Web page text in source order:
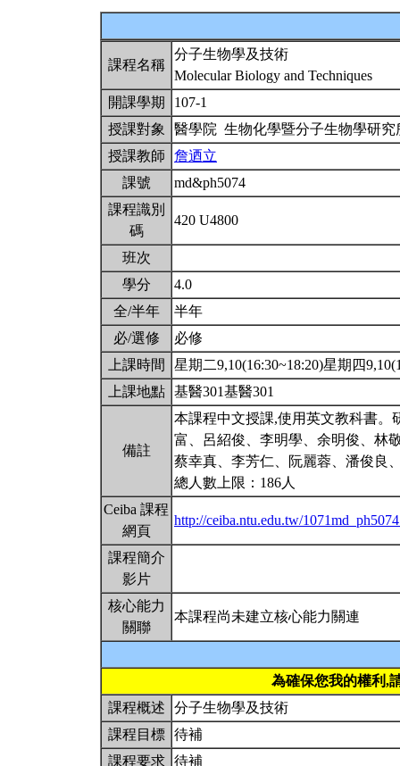
課程名稱
分子生物學及技術
Molecular Biology and Techniques
開課學期
107-1
授課對象
醫學院 生物化學暨分子生物學研
授課教師
詹迺立
課號
md&ph5074
課程識別
碼
420 U4800
班次
學分
4.0
全/半年
半年
必/選修
必修
上課時間
星期二9,10(16:30~18:20)星期四
上課地點
基醫301基醫301
備註
本課程中文授課,使用英文教科書。
富、呂紹俊、李明學、余明俊、林
蔡幸真、李芳仁、阮麗蓉、潘俊良
總人數上限：186人
Ceiba 課程
網頁
http://ceiba.ntu.edu.tw/
課程簡介
影片
核心能力
關聯
本課程尚未建立核心能力關連
為確保您我的權利,
課程概述
分子生物學及技術
課程目標
待補
課程要求
待補